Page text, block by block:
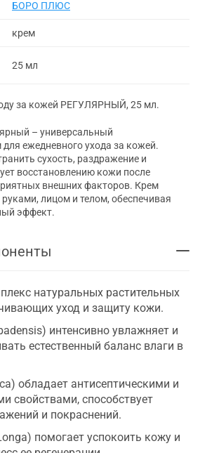
БОРО ПЛЮС
крем
25 мл
за кожей РЕГУЛЯРНЫЙ, 25 мл.
– универсальный
ежедневного ухода за кожей.
сухость, раздражение и
восстановлению кожи после
внешних факторов. Крем
лицом и телом, обеспечивая
эффект.
натуральных растительных
уход и защиту кожи.
интенсивно увлажняет и
естественный баланс влаги в
обладает антисептическими и
свойствами, способствует
и покраснений.
помогает успокоить кожу и